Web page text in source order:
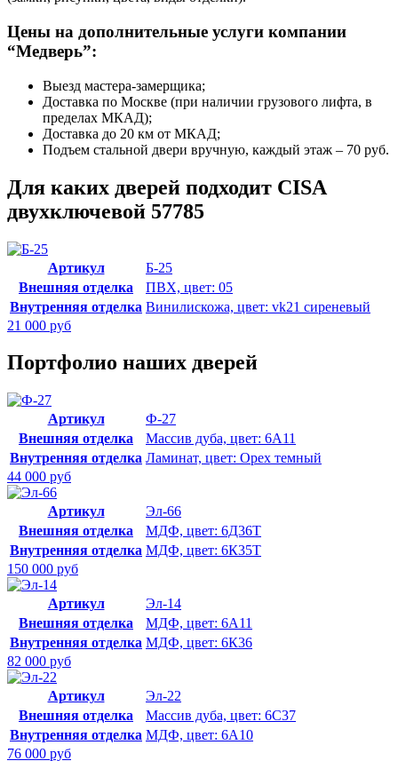
Цены на дополнительные услуги компании
“Медверь”:
Выезд мастера-замерщика;
Доставка по Москве (при наличии грузового лифта, в
пределах МКАД);
Доставка до 20 км от МКАД;
Подъем стальной двери вручную, каждый этаж – 70 руб.
Для каких дверей подходит CISA
двухключевой 57785
Артикул
Б-25
Внешняя отделка
ПВХ, цвет: 05
Внутренняя отделка Винилискожа, цвет: vk21 сиреневый
21 000 руб
Портфолио наших дверей
Артикул
Ф-27
Внешняя отделка
Массив дуба, цвет: 6А11
Внутренняя отделка Ламинат, цвет: Орех темный
44 000 руб
Артикул
Эл-66
Внешняя отделка
МДФ, цвет: 6Д36Т
Внутренняя отделка МДФ, цвет: 6К35Т
150 000 руб
Артикул
Эл-14
Внешняя отделка
МДФ, цвет: 6А11
Внутренняя отделка МДФ, цвет: 6К36
82 000 руб
Артикул
Эл-22
Внешняя отделка
Массив дуба, цвет: 6С37
Внутренняя отделка МДФ, цвет: 6А10
76 000 руб